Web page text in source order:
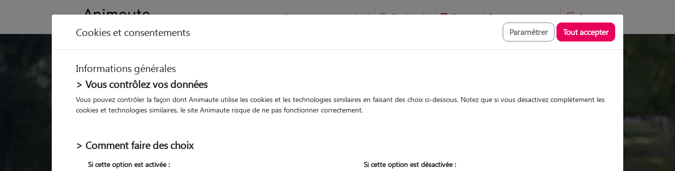
Comment ça marche ? Recherche Favoris Devenir pet sitter Connexion
Trouvez votre gardien idéal !
Parmi nospet sitters vérifiés chez le Pet Sitter
chez le Pet Sitter Visites
Visites
Cookies et consentements Paramétrer Tout accepter
Informations générales
> Vous contrôlez vos données
Vous pouvez contrôler la façon dont Animaute utilise les cookies et les technologies similaires en faisant des choix ci-dessous. Notez que si vous désactivez complètement les
cookies et technologies similaires, le site Animaute risque de ne pas fonctionner correctement.
> Comment faire des choix
Si cette option est activée :
Si cette option est désactivée :